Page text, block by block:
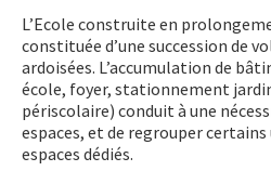
L’Ecole construite en
constituée d’une succession de
ardoisées. L’accumulation de
école, foyer, stationnement
périscolaire) conduit à une
espaces, et de regrouper
espaces dédiés.